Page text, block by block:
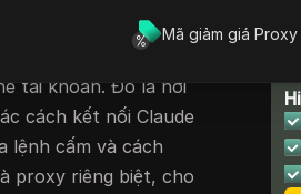
Mã giảm giá Proxy
gì phá vỡ tự động
khoản và cách giữ
tài khoản. Đó là nơi
cách kết nối Claude
lệnh cấm và cách
proxy riêng biệt, cho